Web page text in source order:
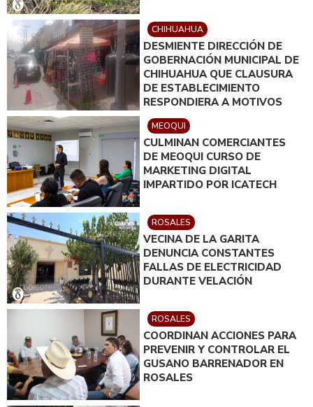
CHIHUAHUA
DESMIENTE DIRECCIÓN DE
GOBERNACIÓN MUNICIPAL DE
CHIHUAHUA QUE CLAUSURA
DE ESTABLECIMIENTO
RESPONDIERA A MOTIVOS
POLÍTICOS
MEOQUI
CULMINAN COMERCIANTES
DE MEOQUI CURSO DE
MARKETING DIGITAL
IMPARTIDO POR ICATECH
ROSALES
VECINA DE LA GARITA
DENUNCIA CONSTANTES
FALLAS DE ELECTRICIDAD
DURANTE VELACIÓN
ROSALES
COORDINAN ACCIONES PARA
PREVENIR Y CONTROLAR EL
GUSANO BARRENADOR EN
ROSALES